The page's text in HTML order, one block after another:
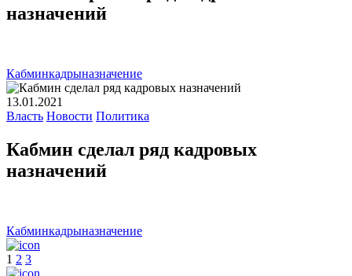
назначений
Кабминкадрыназначение
13.01.2021
Власть Новости Политика
Кабмин сделал ряд кадровых
назначений
Кабминкадрыназначение
1 2 3